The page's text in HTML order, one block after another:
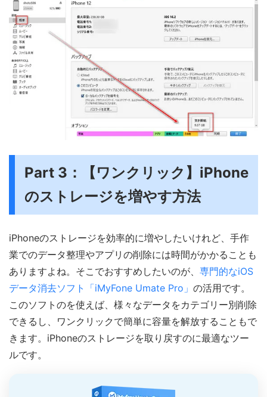
Part 3：【ワンクリック】iPhone
のストレージを増やす方法
iPhoneのストレージを効率的に増やしたいけれど、手作
業でのデータ整理やアプリの削除には時間がかかることも
ありますよね。そこでおすすめしたいのが、 専門的なiOS
データ消去ソフト「iMyFone Umate Pro」 の活用です。
このソフトのを使えば、様々なデータをカテゴリー別削除
できるし、ワンクリックで簡単に容量を解放することもで
きます。iPhoneのストレージを取り戻すのに最適なツー
ルです。